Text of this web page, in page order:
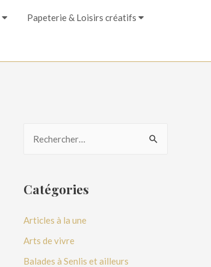
Papeterie & Loisirs créatifs
Catégories
Articles à la une
Arts de vivre
Balades à Senlis et ailleurs